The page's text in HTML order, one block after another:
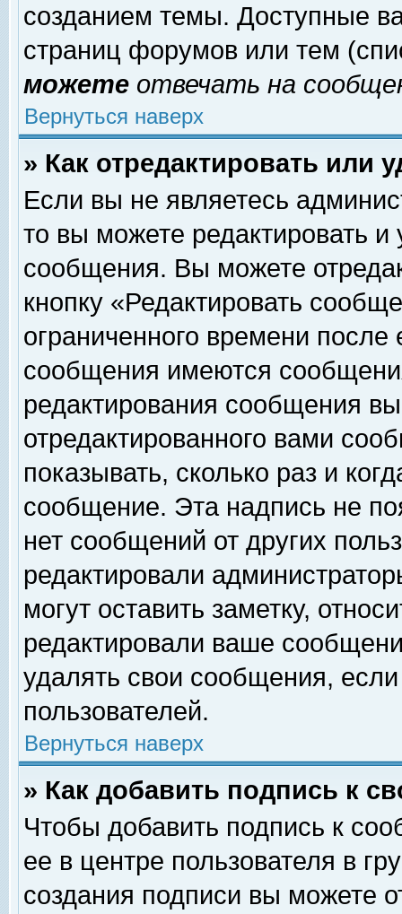
созданием темы. Доступные
страниц форумов или тем
можете отвечать на
Вернуться наверх
» Как отредактировать или
Если вы не являетесь
то вы можете редактировать и
сообщения. Вы можете
кнопку «Редактировать
ограниченного времени
сообщения имеются
редактирования сообщения
отредактированного вами
показывать, сколько раз и
сообщение. Эта надпись не
нет сообщений от других
редактировали
могут оставить заметку,
редактировали ваше
удалять свои сообщения,
пользователей.
Вернуться наверх
» Как добавить подпись к
Чтобы добавить подпись к
ее в центре пользователя в
создания подписи вы можете